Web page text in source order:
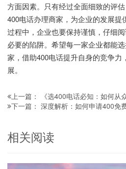
方面因素。只有经过全面细致的评
400电话办理商家，为企业的发展提
过程中，企业也要保持谨慎，仔细
必要的陷阱。希望每一家企业都能
家，借助400电话提升自身的竞争力
展。
上一篇： 《选400电话必知：如何从众多
下一篇： 深度解析：如何申请400免
相关阅读